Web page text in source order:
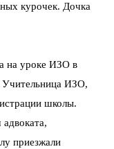
курочек. Дочка
на уроке ИЗО в
Учительница ИЗО,
школы.
приезжали